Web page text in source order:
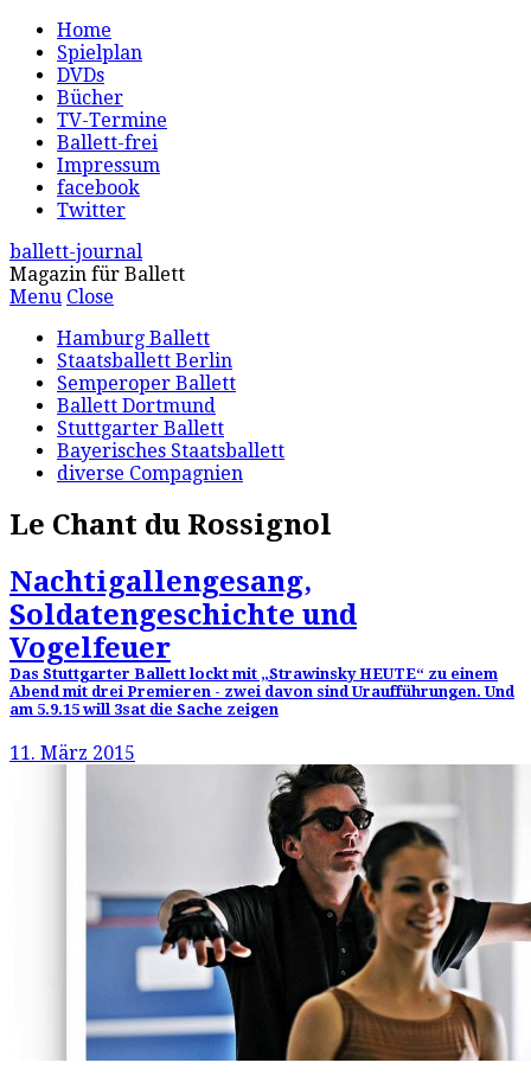
Home
Spielplan
DVDs
Bücher
TV-Termine
Ballett-frei
Impressum
facebook
Twitter
ballett-journal
Magazin für Ballett
Menu Close
Hamburg Ballett
Staatsballett Berlin
Semperoper Ballett
Ballett Dortmund
Stuttgarter Ballett
Bayerisches Staatsballett
diverse Compagnien
Le Chant du Rossignol
Nachtigallengesang,
Soldatengeschichte und
Vogelfeuer
Das Stuttgarter Ballett lockt mit „Strawinsky HEUTE“ zu einem
Abend mit drei Premieren - zwei davon sind Uraufführungen. Und
am 5.9.15 will 3sat die Sache zeigen
11. März 2015